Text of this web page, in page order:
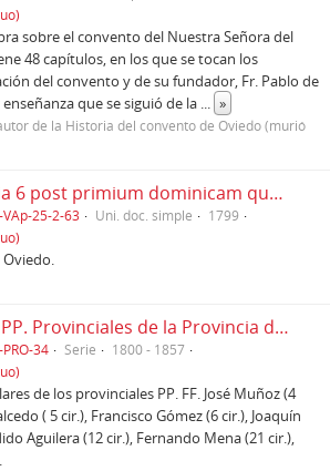
sobre el convento del Nuestra Señora del
48 capítulos, en los que se tocan los
del convento y de su fundador, Fr. Pablo de
que se siguió de la ... »
de la Historia del convento de Oviedo (murió
Sermón de la feria 6 post primium dominicam quadragessima (sermón n.º 193)
VAp-25-2-63 Uni. doc. simple
1799
Circulares de los PP. Provinciales de la Provincia de España (1800 - 1857)
34 Serie
1800 - 1857
de los provinciales PP. FF. José Muñoz (4
( 5 cir.), Francisco Gómez (6 cir.), Joaquín
Aguilera (12 cir.), Fernando Mena (21 cir.),